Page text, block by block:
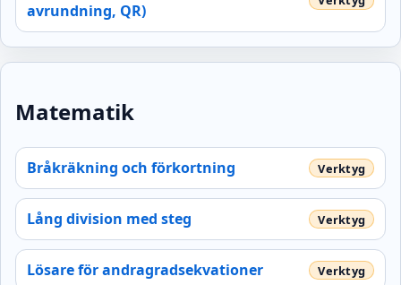
avrundning, QR)
Matematik
Bråkräkning och förkortning
Lång division med steg
Lösare för andragradsekvationer